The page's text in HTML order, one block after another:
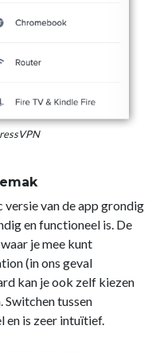
versie van de app grondig
en functioneel is. De
je mee kunt
(in ons geval
kan je ook zelf kiezen
tussen
en is zeer intuïtief.